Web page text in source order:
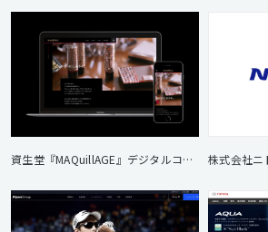
資生堂『MAQuillAGE』デジタルコミュニケーション